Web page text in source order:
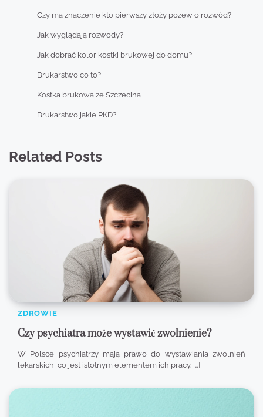
Czy ma znaczenie kto pierwszy złoży pozew o rozwód?
Jak wyglądają rozwody?
Jak dobrać kolor kostki brukowej do domu?
Brukarstwo co to?
Kostka brukowa ze Szczecina
Brukarstwo jakie PKD?
Related Posts
ZDROWIE
Czy psychiatra może wystawić zwolnienie?
W Polsce psychiatrzy mają prawo do wystawiania zwolnień
lekarskich, co jest istotnym elementem ich pracy. […]